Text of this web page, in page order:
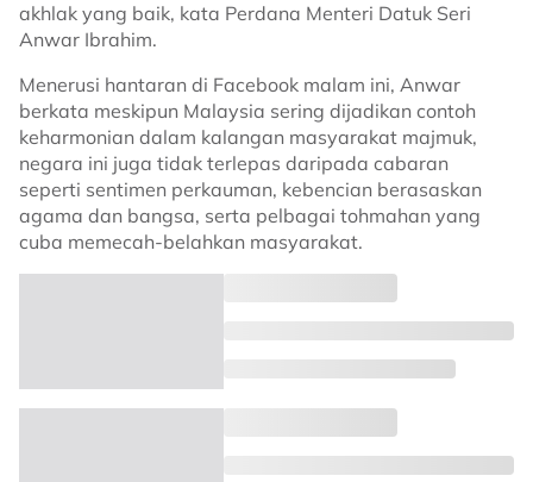
akhlak yang baik, kata Perdana Menteri Datuk Seri
Anwar Ibrahim.
Menerusi hantaran di Facebook malam ini, Anwar
berkata meskipun Malaysia sering dijadikan contoh
keharmonian dalam kalangan masyarakat majmuk,
negara ini juga tidak terlepas daripada cabaran
seperti sentimen perkauman, kebencian berasaskan
agama dan bangsa, serta pelbagai tohmahan yang
cuba memecah-belahkan masyarakat.